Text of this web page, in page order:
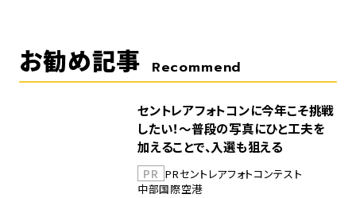
お勧め記事 Recommend
セントレアフォトコンに今年こそ挑戦
したい！～普段の写真にひと工夫を
加えることで、入選も狙える
PR PRセントレアフォトコンテスト
中部国際空港